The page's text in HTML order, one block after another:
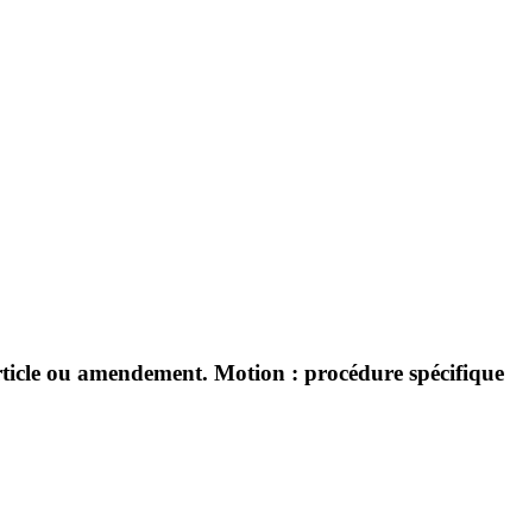
ou amendement. Motion : procédure spécifique